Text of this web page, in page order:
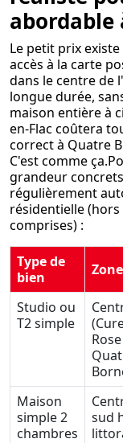
abordable
Le petit prix
accès à la carte
dans le centre de
longue durée,
maison entière à
en-Flac coûtera
correct à Quatre
C'est comme
grandeur
régulièrement
résidentielle
comprises) :
Type de
bien
Zone
Studio ou
T2 simple
Maison
simple 2
chambres
sud